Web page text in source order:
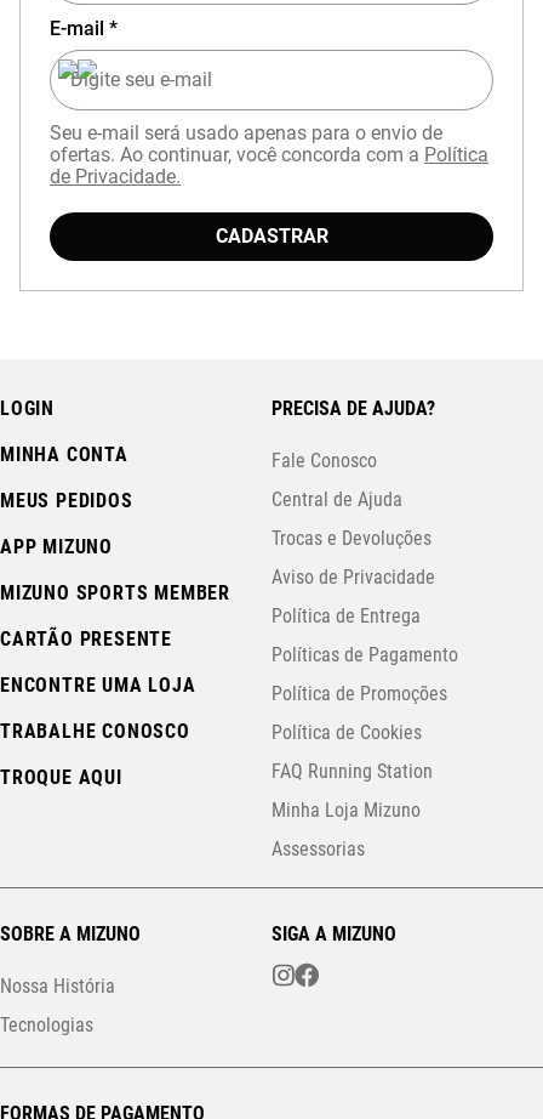
E-mail *
Seu e-mail será usado apenas para o envio de
ofertas. Ao continuar, você concorda com a Política
de Privacidade.
CADASTRAR
LOGIN
MINHA CONTA
MEUS PEDIDOS
APP MIZUNO
MIZUNO SPORTS MEMBER
CARTÃO PRESENTE
ENCONTRE UMA LOJA
TRABALHE CONOSCO
TROQUE AQUI
PRECISA DE AJUDA?
Fale Conosco
Central de Ajuda
Trocas e Devoluções
Aviso de Privacidade
Política de Entrega
Políticas de Pagamento
Política de Promoções
Política de Cookies
FAQ Running Station
Minha Loja Mizuno
Assessorias
SOBRE A MIZUNO
Nossa História
Tecnologias
SIGA A MIZUNO
FORMAS DE PAGAMENTO